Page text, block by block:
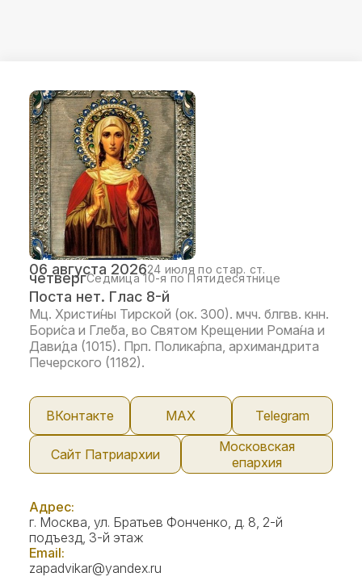
06 августа 202624 июля по стар. ст.
четвергСедмица 10-я по Пятидесятнице
Поста нет. Глас 8-й
Мц. Христи́ны Тирской (ок. 300). мчч. блгвв. кнн.
Бори́са и Гле́ба, во Святом Крещении Рома́на и
Дави́да (1015). Прп. Полика́рпа, архимандрита
Печерского (1182).
ВКонтакте МАX Telegram
Сайт Патриархии
Московская
епархия
Адрес:
г. Москва, ул. Братьев Фонченко, д. 8, 2-й
подъезд, 3-й этаж
Email:
zapadvikar@yandex.ru